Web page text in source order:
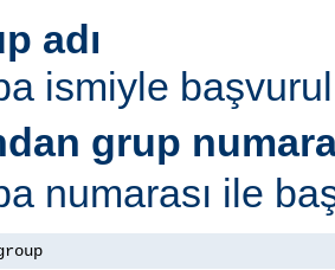
adı
ismiyle
grup
numarası ile